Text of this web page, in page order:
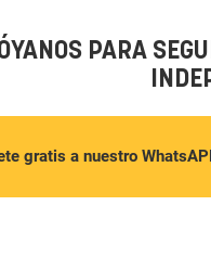
PARA
gratis a nuestro